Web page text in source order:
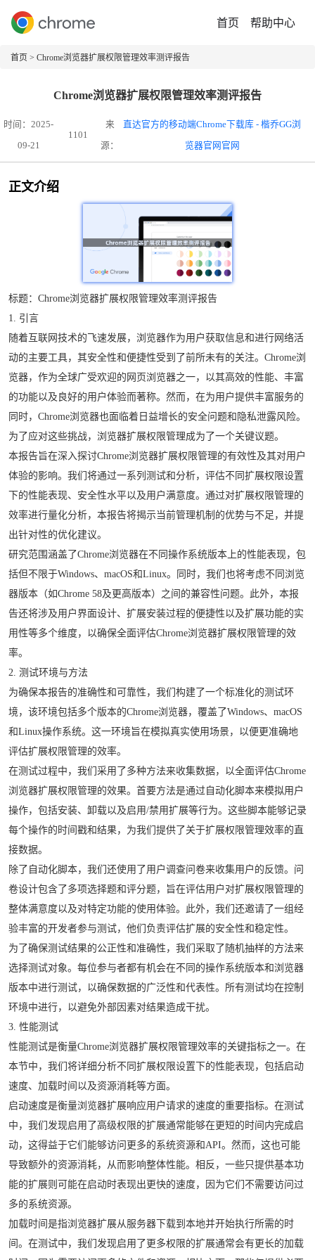
首页 帮助中心
首页 > Chrome浏览器扩展权限管理效率测评报告
Chrome浏览器扩展权限管理效率测评报告
时间：2025-
09-21
1101
来
源：
直达官方的移动端Chrome下载库 - 楷乔GG浏
览器官网官网
正文介绍
标题：Chrome浏览器扩展权限管理效率测评报告
1. 引言
随着互联网技术的飞速发展，浏览器作为用户获取信息和进行网络活
动的主要工具，其安全性和便捷性受到了前所未有的关注。Chrome浏
览器，作为全球广受欢迎的网页浏览器之一，以其高效的性能、丰富
的功能以及良好的用户体验而著称。然而，在为用户提供丰富服务的
同时，Chrome浏览器也面临着日益增长的安全问题和隐私泄露风险。
为了应对这些挑战，浏览器扩展权限管理成为了一个关键议题。
本报告旨在深入探讨Chrome浏览器扩展权限管理的有效性及其对用户
体验的影响。我们将通过一系列测试和分析，评估不同扩展权限设置
下的性能表现、安全性水平以及用户满意度。通过对扩展权限管理的
效率进行量化分析，本报告将揭示当前管理机制的优势与不足，并提
出针对性的优化建议。
研究范围涵盖了Chrome浏览器在不同操作系统版本上的性能表现，包
括但不限于Windows、macOS和Linux。同时，我们也将考虑不同浏览
器版本（如Chrome 58及更高版本）之间的兼容性问题。此外，本报
告还将涉及用户界面设计、扩展安装过程的便捷性以及扩展功能的实
用性等多个维度，以确保全面评估Chrome浏览器扩展权限管理的效
率。
2. 测试环境与方法
为确保本报告的准确性和可靠性，我们构建了一个标准化的测试环
境，该环境包括多个版本的Chrome浏览器，覆盖了Windows、macOS
和Linux操作系统。这一环境旨在模拟真实使用场景，以便更准确地
评估扩展权限管理的效率。
在测试过程中，我们采用了多种方法来收集数据，以全面评估Chrome
浏览器扩展权限管理的效果。首要方法是通过自动化脚本来模拟用户
操作，包括安装、卸载以及启用/禁用扩展等行为。这些脚本能够记录
每个操作的时间戳和结果，为我们提供了关于扩展权限管理效率的直
接数据。
除了自动化脚本，我们还使用了用户调查问卷来收集用户的反馈。问
卷设计包含了多项选择题和评分题，旨在评估用户对扩展权限管理的
整体满意度以及对特定功能的使用体验。此外，我们还邀请了一组经
验丰富的开发者参与测试，他们负责评估扩展的安全性和稳定性。
为了确保测试结果的公正性和准确性，我们采取了随机抽样的方法来
选择测试对象。每位参与者都有机会在不同的操作系统版本和浏览器
版本中进行测试，以确保数据的广泛性和代表性。所有测试均在控制
环境中进行，以避免外部因素对结果造成干扰。
3. 性能测试
性能测试是衡量Chrome浏览器扩展权限管理效率的关键指标之一。在
本节中，我们将详细分析不同扩展权限设置下的性能表现，包括启动
速度、加载时间以及资源消耗等方面。
启动速度是衡量浏览器扩展响应用户请求的速度的重要指标。在测试
中，我们发现启用了高级权限的扩展通常能够在更短的时间内完成启
动，这得益于它们能够访问更多的系统资源和API。然而，这也可能
导致额外的资源消耗，从而影响整体性能。相反，一些只提供基本功
能的扩展则可能在启动时表现出更快的速度，因为它们不需要访问过
多的系统资源。
加载时间是指浏览器扩展从服务器下载到本地并开始执行所需的时
间。在测试中，我们发现启用了更多权限的扩展通常会有更长的加载